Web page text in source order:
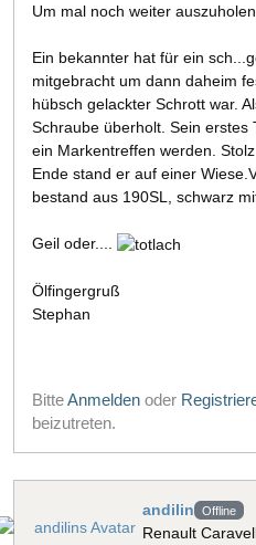
Um mal noch weiter
Ein bekannter hat für ein
mitgebracht um dann daheim
hübsch gelackter Schrott war.
Schraube überholt. Sein erstes
ein Markentreffen werden.
Ende stand er auf einer
bestand aus 190SL, schwarz
Geil oder....
Ölfingergruß
Stephan
BitteAnmelden oder
beizutreten.
andilin Offline
Renault